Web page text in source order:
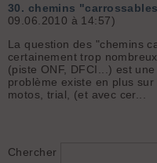
30. chemins
09.06.2010 à 14:57)
La question des "chemins
certainement trop
(piste ONF, DFCI...) est
problème existe en plus
motos, trial, (et avec cer...
Chercher